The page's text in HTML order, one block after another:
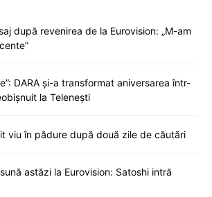
după revenirea de la Eurovision: „M-am
DARA și-a transformat aniversarea într-
la Telenești
viu în pădure după două zile de căutări
astăzi la Eurovision: Satoshi intră